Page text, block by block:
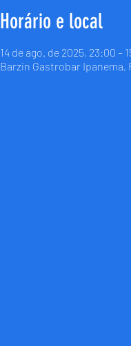
Horário e local
14 de ago. de 2025, 23:00 –
Barzin Gastrobar Ipanema,